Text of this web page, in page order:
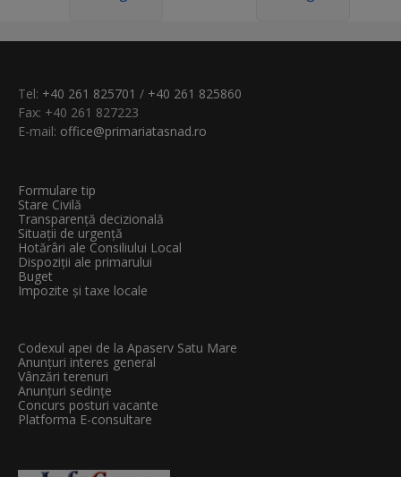
Tel: +40 261 825701 / +40 261 825860
Fax: +40 261 827223
E-mail: office@primariatasnad.ro
Formulare tip
Stare Civilă
Transparenţă decizională
Situații de urgență
Hotărâri ale Consiliului Local
Dispoziții ale primarului
Buget
Impozite și taxe locale
Codexul apei de la Apaserv Satu Mare
Anunțuri interes general
Vânzări terenuri
Anunțuri sedințe
Concurs posturi vacante
Platforma E-consultare